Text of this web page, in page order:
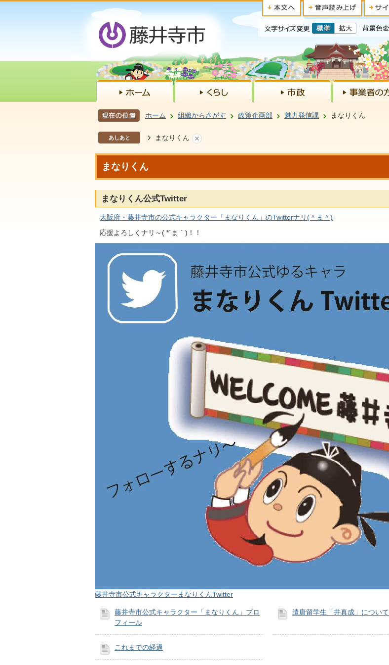
ホーム 組織からさがす 政策企画部 魅力発信課 まなりくん
あしあと まなりくん
まなりくん
まなりくん公式Twitter
大阪府・藤井寺市の公式キャラクター「まなりくん」のTwitterナリ(＾ま＾)
応援よろしくナリ～( *´ま｀)！！
藤井寺市公式キャラクターまなりくんTwitter
藤井寺市公式キャラクター「まなりくん」プロ
フィール
遣唐留学生「井真成」について
これまでの経過